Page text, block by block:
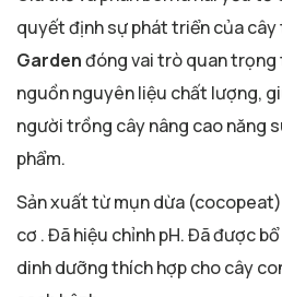
quyết định sự phát triển của cây
Gardenđóng vai trò quan
nguồn nguyên liệu chất lượng,
người trồng cây nâng cao năng
phẩm.
Sản xuất từ mụn dừa
cơ . Đã hiệu chỉnh pH. Đã được
dinh dưỡng thích hợp cho cây